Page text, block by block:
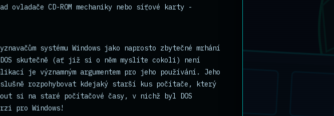
CD-ROM mechaniky nebo síťové karty -
systému Windows jako naprosto zbytečné mrhání
DOS skutečně (ať již si o něm myslíte cokoli) není
je významným argumentem pro jeho používání. Jeho
rozpohybovat kdejaký starší kus počítače, který
si na staré počítačové časy, v nichž byl DOS
pro Windows!